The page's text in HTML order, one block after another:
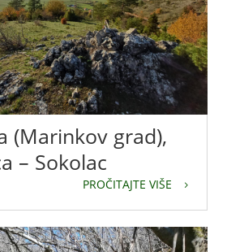
(Marinkov grad),
– Sokolac
PROČITAJTE VIŠE